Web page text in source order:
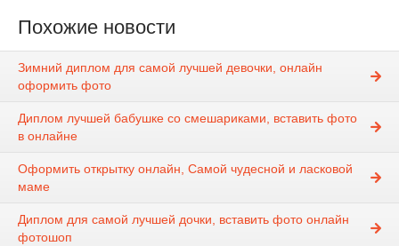
Похожие новости
Зимний диплом для самой лучшей девочки, онлайн
оформить фото
Диплом лучшей бабушке со смешариками, вставить фото
в онлайне
Оформить открытку онлайн, Самой чудесной и ласковой
маме
Диплом для самой лучшей дочки, вставить фото онлайн
фотошоп